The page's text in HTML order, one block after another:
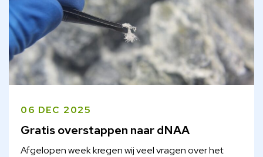
06 DEC 2025
Gratis overstappen naar dNAA
Afgelopen week kregen wij veel vragen over het